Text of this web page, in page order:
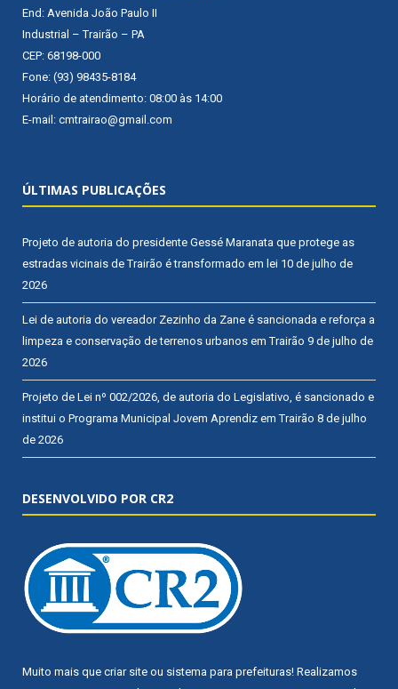
End: Avenida João Paulo II
Industrial – Trairão – PA
CEP: 68198-000
Fone: (93) 98435-8184
Horário de atendimento: 08:00 às 14:00
E-mail: cmtrairao@gmail.com
ÚLTIMAS PUBLICAÇÕES
Projeto de autoria do presidente Gessé Maranata que protege as
estradas vicinais de Trairão é transformado em lei 10 de julho de
2026
Lei de autoria do vereador Zezinho da Zane é sancionada e reforça a
limpeza e conservação de terrenos urbanos em Trairão 9 de julho de
2026
Projeto de Lei nº 002/2026, de autoria do Legislativo, é sancionado e
institui o Programa Municipal Jovem Aprendiz em Trairão 8 de julho
de 2026
DESENVOLVIDO POR CR2
Muito mais que criar site ou sistema para prefeituras! Realizamos